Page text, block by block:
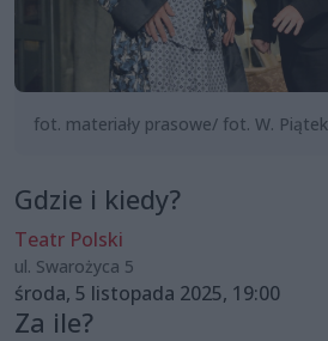
fot. materiały prasowe/ fot. W. Piątek
Gdzie i kiedy?
Teatr Polski
ul. Swarożyca 5
środa, 5 listopada 2025, 19:00
Za ile?